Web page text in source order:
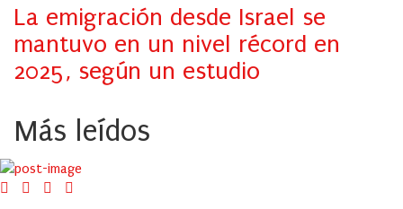
La emigración desde Israel se
mantuvo en un nivel récord en
2025, según un estudio
Más leídos